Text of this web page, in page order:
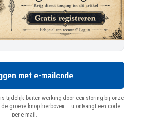
met e-mailcode
is tijdelijk buiten werking door een storing bij onze
groene knop hierboven — u ontvangt een code
per e-mail.